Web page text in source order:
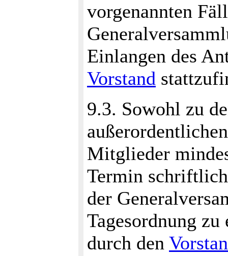
vorgenannten
Einlangen des
Vorstand
9.3. Sowohl zu
Mitglieder
Termin
der
Tagesordnung
durch den